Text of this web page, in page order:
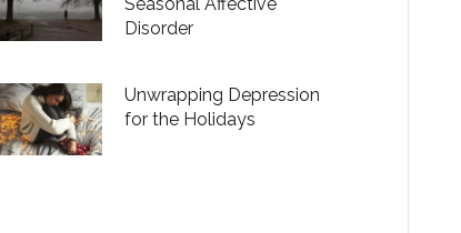
Disorder
Unwrapping Depression
for the Holidays